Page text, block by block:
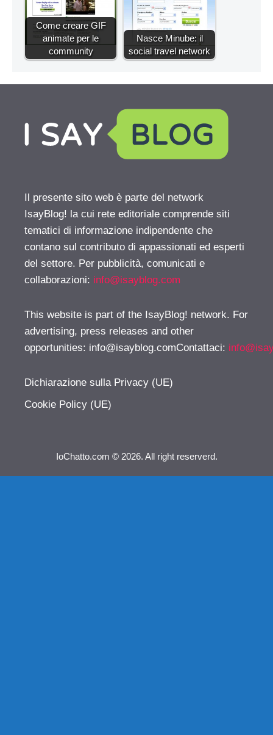
Come creare GIF
animate per le
community
Nasce Minube: il
social travel network
Il presente sito web è parte del network
IsayBlog! la cui rete editoriale comprende siti
tematici di informazione indipendente che
contano sul contributo di appassionati ed esperti
del settore. Per pubblicità, comunicati e
collaborazioni: info@isayblog.com
This website is part of the IsayBlog! network. For
advertising, press releases and other
opportunities: info@isayblog.comContattaci:
Dichiarazione sulla Privacy (UE)
Cookie Policy (UE)
IoChatto.com © 2026. All right reserverd.